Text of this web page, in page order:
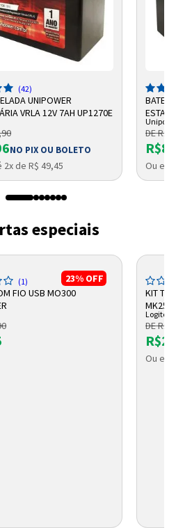
(42)
UNIPOWER
VRLA 12V 7AH UP1270E
NO PIX OU BOLETO
de R$ 49,45
BATERIA
7AH F187
Unipower
DE R$ 99,90
Ou em até
especiais
23% OFF
(1)
FIO USB MO300
KIT
MK250
Logitech
DE R$
Ou em até